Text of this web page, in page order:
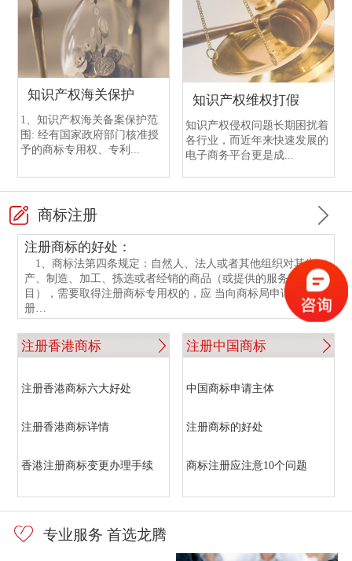
香港中国银行开户
香港中行与国内中行开户的不同点
中国银行开户手续
中银香港银行开户所需文件
香港渣打银行与国内渣打银行区别
渣打银行开户流程
香港渣打银行与国内渣打银行开户情况
香港渣打银行开户指南
渣打银行开户资料
恒生银行开户
香港恒生银行介绍
知识产权海关保护
1、知识产权海关备案保护范
围: 经有国家政府部门核准授
予的商标专用权、专利...
知识产权维权打假
知识产权侵权问题长期困扰着
各行业，而近年来快速发展的
电子商务平台更是成...
商标注册
注册商标的好处：
1、商标法第四条规定：自然人、法人或者其他组织对其生
产、制造、加工、拣选或者经销的商品（或提供的服务项
目），需要取得注册商标专用权的，应 当向商标局申请商标注
册…
注册香港商标
注册香港商标六大好处
注册香港商标详情
香港注册商标变更办理手续
注册中国商标
中国商标申请主体
注册商标的好处
商标注册应注意10个问题
专业服务 首选龙腾